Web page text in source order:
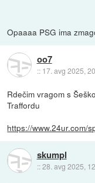
Opaaaa PSG ima
oo7
:: 17. avg 2025,
Rdečim vragom s
Traffordu
https://www.24ur.com/
skumpl
::28. avg 2025,